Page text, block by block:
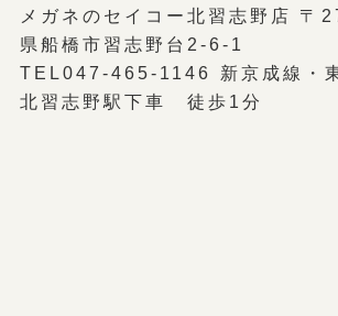
メガネのセイコー北習志野店 〒
県船橋市習志野台2-6-1
TEL047-465-1146 新京成線・
北習志野駅下車 徒歩1分